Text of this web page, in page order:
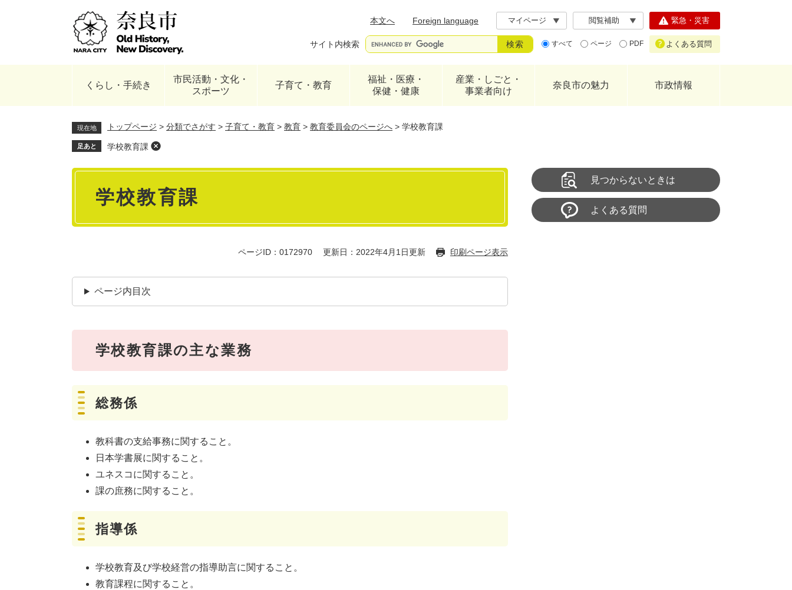
本文へ
Foreign language マイページ 閲覧補助
サイト内検索 すべて ページ PDF
緊急・災害
よくある質問
くらし・手続き
市民活動・文化・
スポーツ
子育て・教育
福祉・医療・
保健・健康
産業・しごと・
事業者向け
奈良市の魅力 市政情報
現在地 トップページ > 分類でさがす > 子育て・教育 > 教育 > 教育委員会のページへ > 学校教育課
足あと 学校教育課
本
学校教育課
ページID：0172970 更新日：2022年4月1日更新 印刷ページ表示
ページ内目次
学校教育課の主な業務
総務係
教科書の支給事務に関すること。
日本学書展に関すること。
ユネスコに関すること。
課の庶務に関すること。
指導係
学校教育及び学校経営の指導助言に関すること。
教育課程に関すること。
見つからないときは
よくある質問